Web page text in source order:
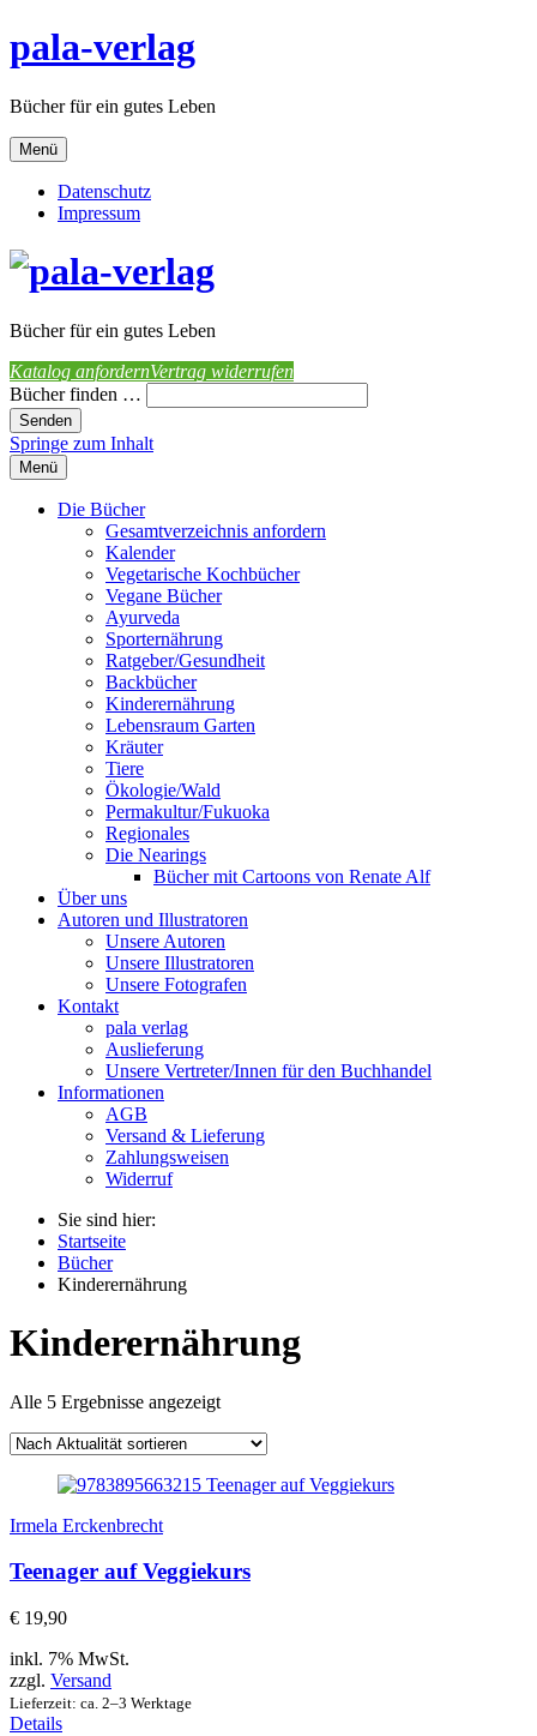
pala-verlag
Bücher für ein gutes Leben
Menü
Datenschutz
Impressum
Bücher für ein gutes Leben
Katalog anfordernVertrag widerrufen
Bücher finden …
Springe zum Inhalt
Menü
Die Bücher
Gesamtverzeichnis anfordern
Kalender
Vegetarische Kochbücher
Vegane Bücher
Ayurveda
Sporternährung
Ratgeber/Gesundheit
Backbücher
Kinderernährung
Lebensraum Garten
Kräuter
Tiere
Ökologie/Wald
Permakultur/Fukuoka
Regionales
Die Nearings
Bücher mit Cartoons von Renate Alf
Über uns
Autoren und Illustratoren
Unsere Autoren
Unsere Illustratoren
Unsere Fotografen
Kontakt
pala verlag
Auslieferung
Unsere Vertreter/Innen für den Buchhandel
Informationen
AGB
Versand & Lieferung
Zahlungsweisen
Widerruf
Sie sind hier:
Startseite
Bücher
Kinderernährung
Kinderernährung
Alle 5 Ergebnisse angezeigt
Irmela Erckenbrecht
Teenager auf Veggiekurs
€ 19,90
inkl. 7% MwSt.
zzgl. Versand
Lieferzeit: ca. 2–3 Werktage
Details